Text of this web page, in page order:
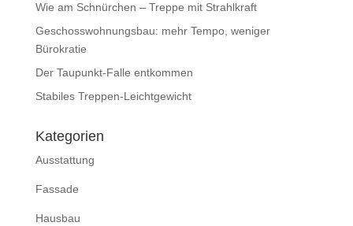
Wie am Schnürchen – Treppe mit Strahlkraft
Geschosswohnungsbau: mehr Tempo, weniger
Bürokratie
Der Taupunkt-Falle entkommen
Stabiles Treppen-Leichtgewicht
Kategorien
Ausstattung
Fassade
Hausbau